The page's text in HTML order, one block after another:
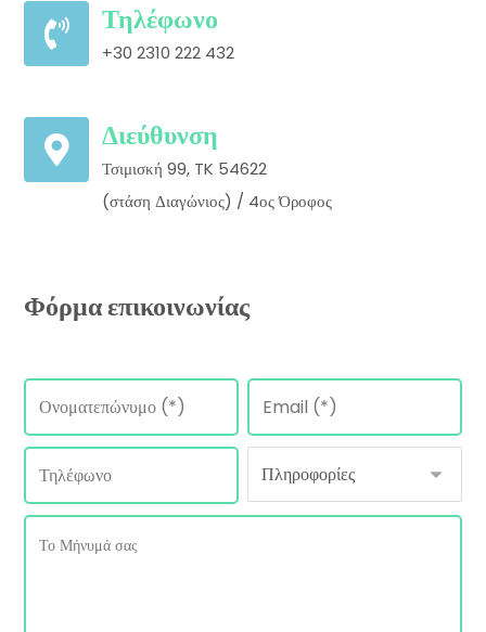
Τηλέφωνο
+30 2310 222 432
Διεύθυνση
Τσιμισκή 99, TK 54622
(στάση Διαγώνιος) / 4ος Όροφος
Φόρμα επικοινωνίας